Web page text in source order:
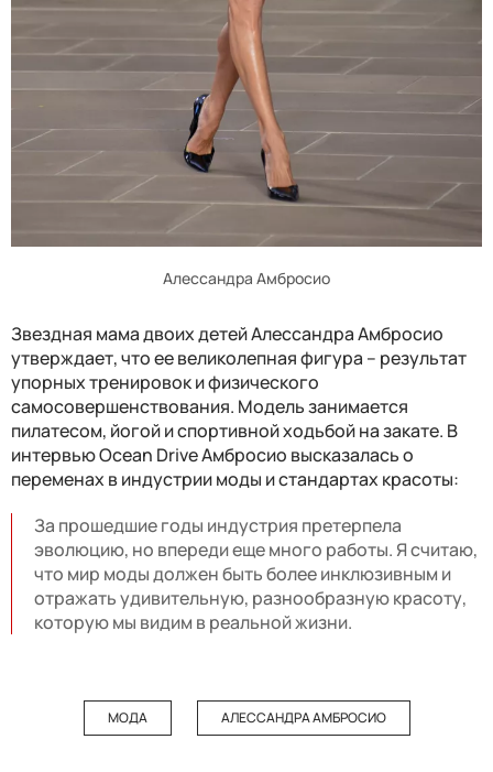
Алессандра Амбросио
Звездная мама двоих детей Алессандра Амбросио
утверждает, что ее великолепная фигура – результат
упорных тренировок и физического
самосовершенствования. Модель занимается
пилатесом, йогой и спортивной ходьбой на закате. В
интервью Ocean Drive Амбросио высказалась о
переменах в индустрии моды и стандартах красоты:
За прошедшие годы индустрия претерпела
эволюцию, но впереди еще много работы. Я считаю,
что мир моды должен быть более инклюзивным и
отражать удивительную, разнообразную красоту,
которую мы видим в реальной жизни.
МОДА АЛЕССАНДРА АМБРОСИО